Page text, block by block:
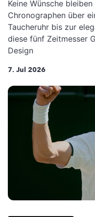
Keine Wünsche
Chronographen über
Taucheruhr bis zur
diese fünf Zeitmesser
Design
7. Jul 2026